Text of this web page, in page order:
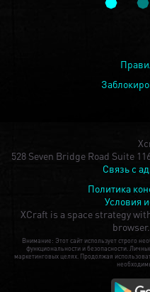
528 Seven Bridge Road Suite
Связь с
Политика
Условия
XCraft is a space strategy
browser.
Внимание: Этот сайт использует строго
функциональности и безопасности.
маркетинговых целях. Продолжая